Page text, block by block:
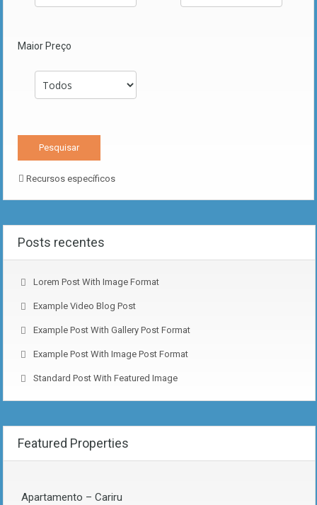
Maior Preço
Recursos específicos
Posts recentes
Lorem Post With Image Format
Example Video Blog Post
Example Post With Gallery Post Format
Example Post With Image Post Format
Standard Post With Featured Image
Featured Properties
Apartamento – Cariru